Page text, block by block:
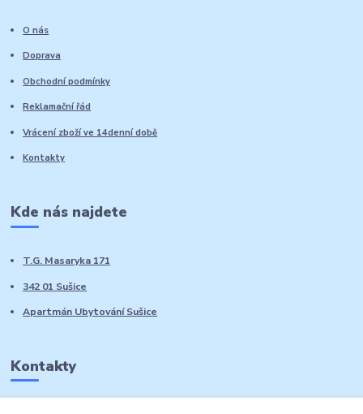
O nás
Doprava
Obchodní podmínky
Reklamační řád
Vrácení zboží ve 14denní době
Kontakty
Kde nás najdete
T.G. Masaryka 171
342 01 Sušice
Apartmán Ubytování Sušice
Kontakty